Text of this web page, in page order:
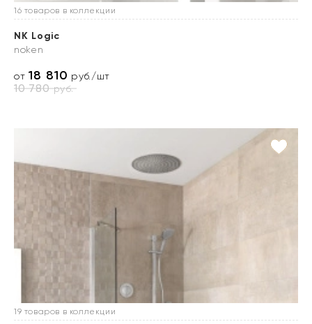
16 товаров в коллекции
NK Logic
noken
от18 810 руб./шт
10 780руб.
19 товаров в коллекции